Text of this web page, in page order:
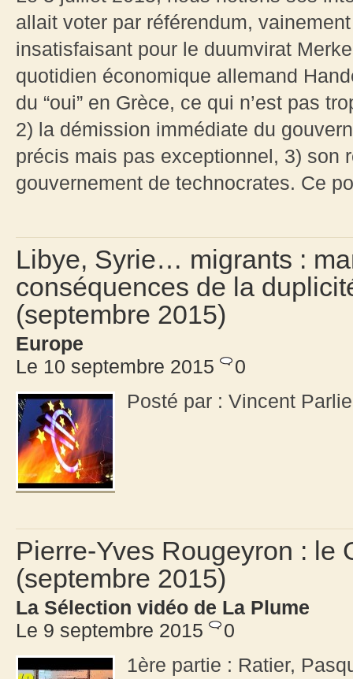
allait voter par référendum,
insatisfaisant pour le duumvirat
quotidien économique allemand
du “oui” en Grèce, ce qui n’est pas
2) la démission immédiate du
précis mais pas exceptionnel, 3) son
gouvernement de technocrates. Ce
Libye, Syrie… migrants :
conséquences de la
(septembre 2015)
Europe
Le 10 septembre 2015
0
Posté par : Vincent
Pierre-Yves Rougeyron : le
(septembre 2015)
La Sélection vidéo de La Plume
Le 9 septembre 2015
0
1ère partie : Ratier,